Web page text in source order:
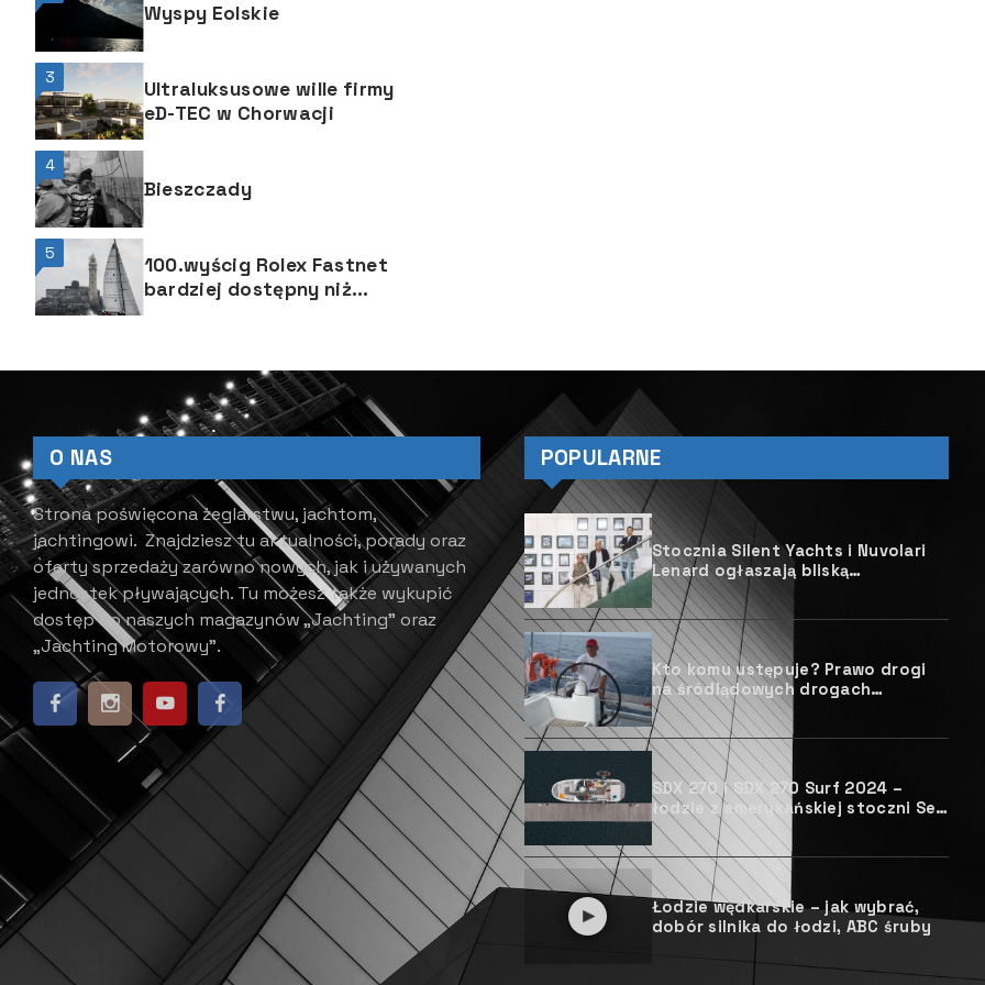
Wyspy Eolskie
3
Ultraluksusowe wille firmy
eD-TEC w Chorwacji
4
Bieszczady
5
100.wyścig Rolex Fastnet
bardziej dostępny niż
O NAS
Strona poświęcona żeglarstwu, jachtom,
jachtingowi. Znajdziesz tu aktualności, porady oraz
oferty sprzedaży zarówno nowych, jak i używanych
jednostek pływających. ​ Tu możesz także wykupić
dostęp do naszych magazynów „Jachting” oraz
„Jachting Motorowy”.
POPULARNE
Stocznia Silent Yachts i Nuvolari
Lenard ogłaszają bliską
współpracę
Kto komu ustępuje? Prawo drogi
na śródlądowych drogach
wodnych
SDX 270 i SDX 270 Surf 2024 –
łodzie z amerykańskiej stoczni Sea
Ray made in Poland
Łodzie wędkarskie – jak wybrać,
dobór silnika do łodzi, ABC śruby